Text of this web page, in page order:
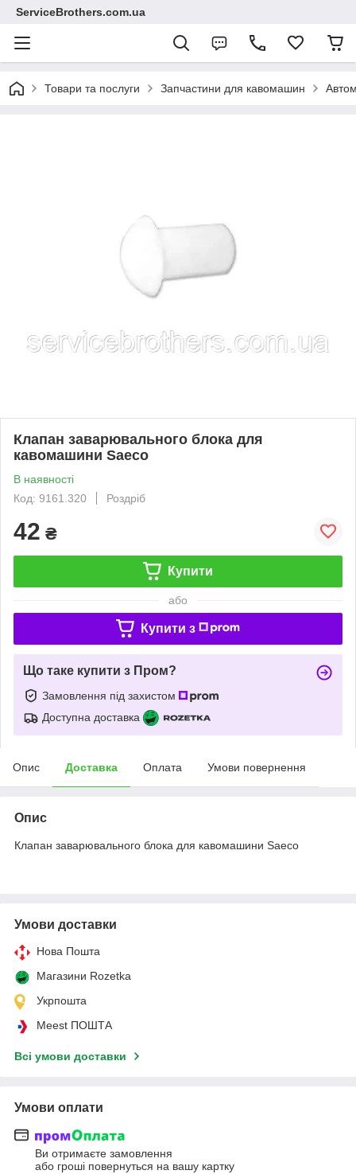
ServiceBrothers.com.ua
Товари та послуги Запчастини для кавомашин
Клапан заварювального блока для
кавомашини Saeco
В наявності
Код: 9161.320
Роздріб
42 ₴
Купити
або
Купити з
Що таке купити з Пром?
Замовлення під захистом
Доступна доставка
Опис Доставка Оплата Умови повернення
Опис
Клапан заварювального блока для кавомашини Saeco
Умови доставки
Нова Пошта
Магазини Rozetka
Укрпошта
Meest ПОШТА
Всі умови доставки
Умови оплати
Ви отримаєте замовлення
або гроші повернуться на вашу картку